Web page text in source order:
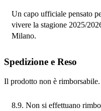
Un capo ufficiale pensato
vivere la stagione 2025/
Milano.
Spedizione e Reso
Il prodotto non è rimborsabile.
8.9. Non si effettuano